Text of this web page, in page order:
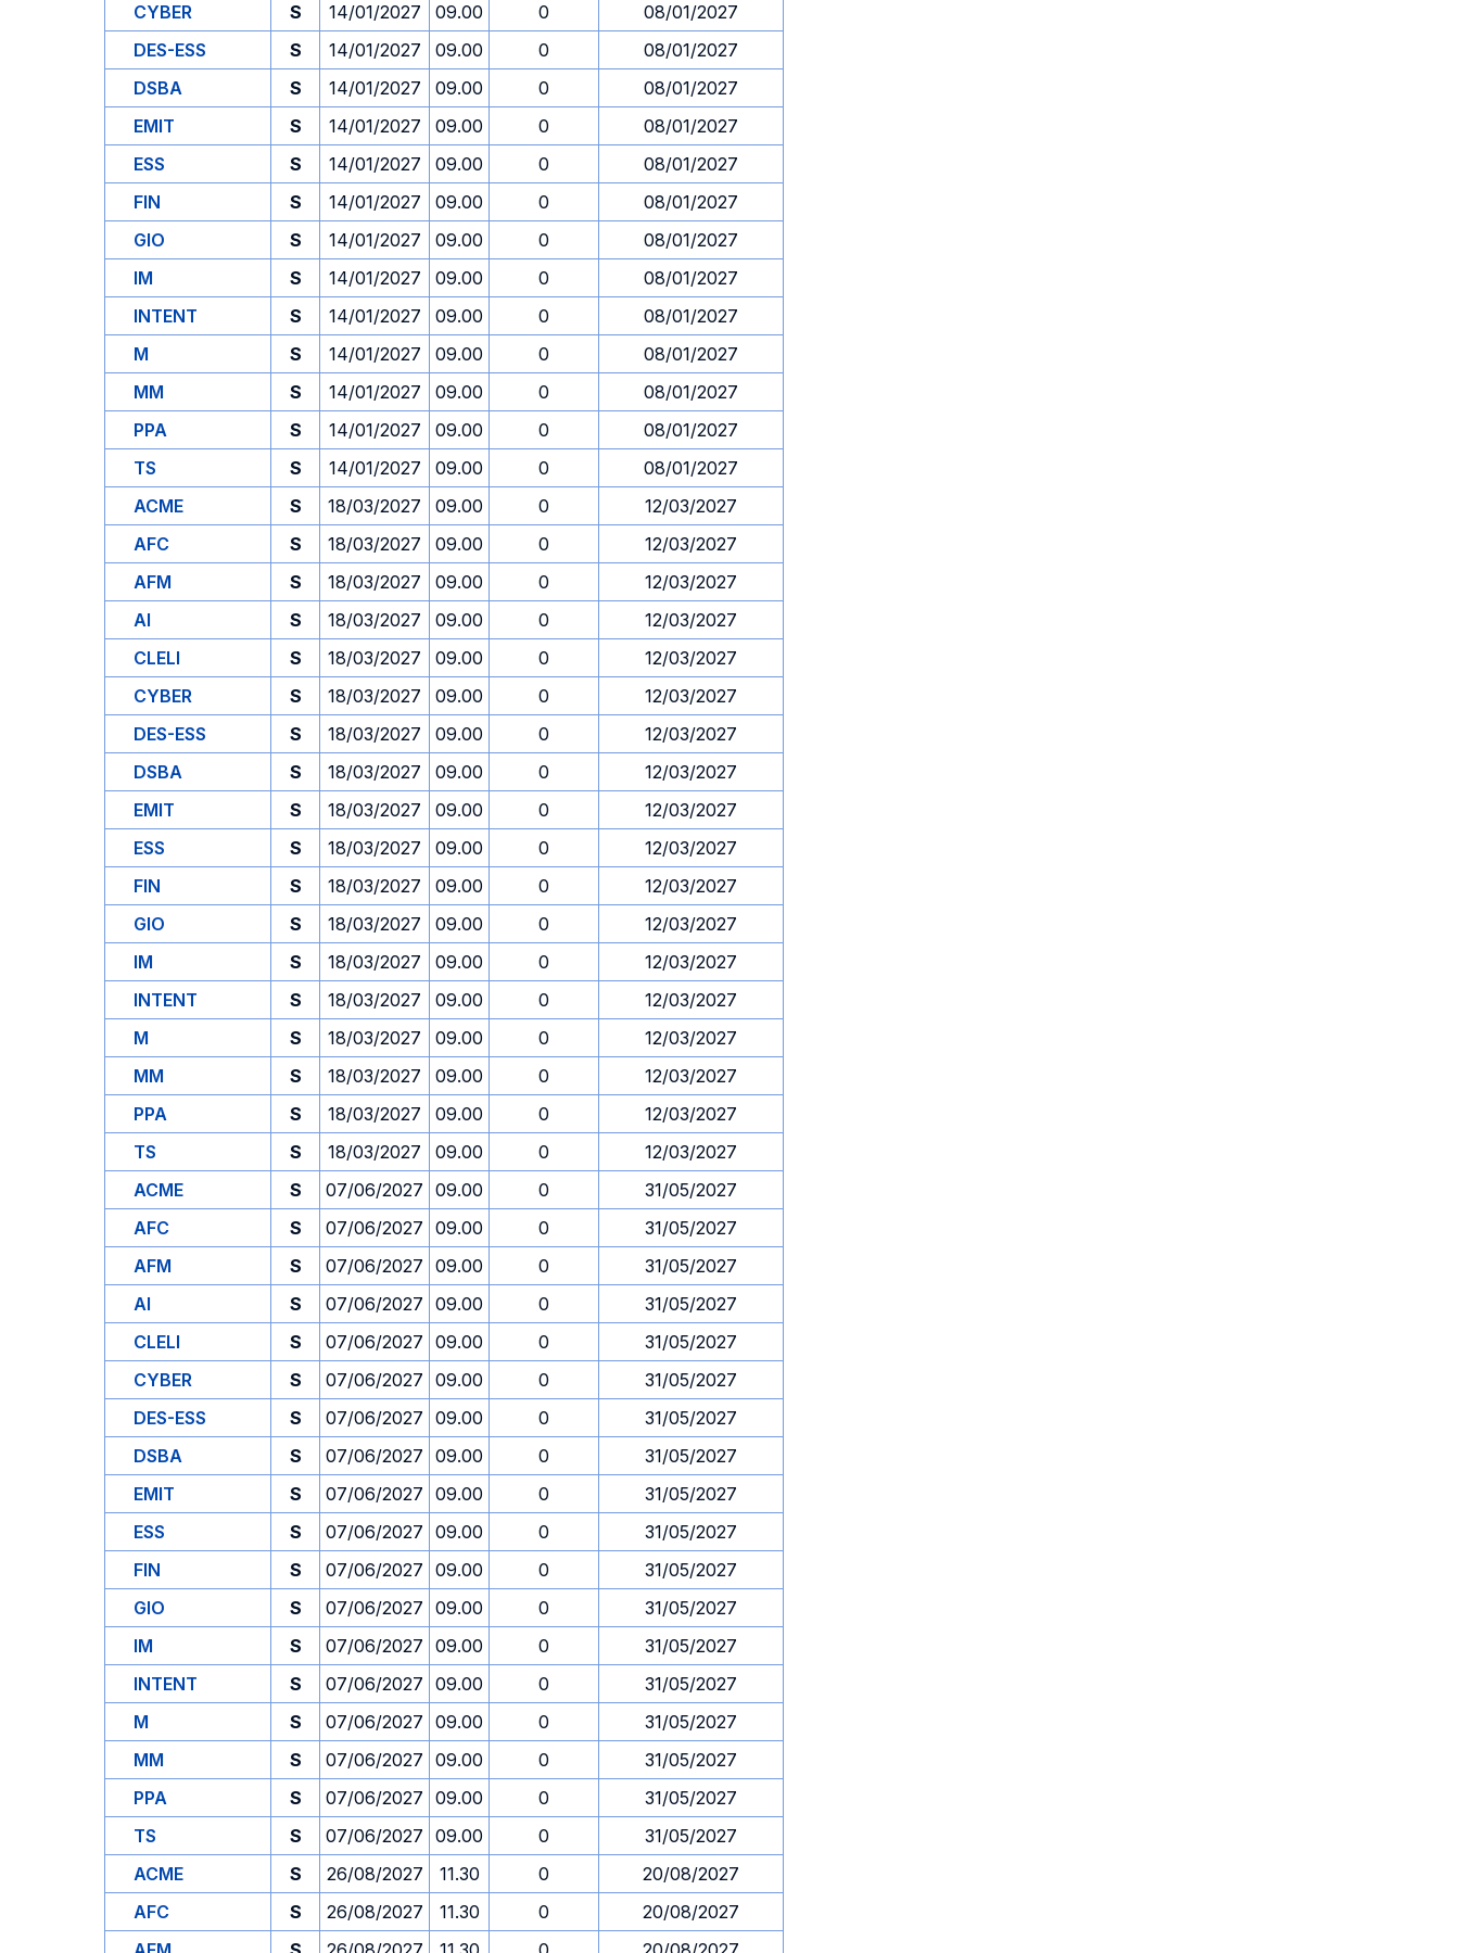
CYBER
S 14/01/2027 09.00 0
08/01/2027
DES-ESS
S 14/01/2027 09.00 0
08/01/2027
DSBA
S 14/01/2027 09.00 0
08/01/2027
EMIT
S 14/01/2027 09.00 0
08/01/2027
ESS
S 14/01/2027 09.00 0
08/01/2027
FIN
S 14/01/2027 09.00 0
08/01/2027
GIO
S 14/01/2027 09.00 0
08/01/2027
IM
S 14/01/2027 09.00 0
08/01/2027
INTENT
S 14/01/2027 09.00 0
08/01/2027
M
S 14/01/2027 09.00 0
08/01/2027
MM
S 14/01/2027 09.00 0
08/01/2027
PPA
S 14/01/2027 09.00 0
08/01/2027
TS
S 14/01/2027 09.00 0
08/01/2027
ACME
S 18/03/2027 09.00 0
12/03/2027
AFC
S 18/03/2027 09.00 0
12/03/2027
AFM
S 18/03/2027 09.00 0
12/03/2027
AI
S 18/03/2027 09.00 0
12/03/2027
CLELI
S 18/03/2027 09.00 0
12/03/2027
CYBER
S 18/03/2027 09.00 0
12/03/2027
DES-ESS
S 18/03/2027 09.00 0
12/03/2027
DSBA
S 18/03/2027 09.00 0
12/03/2027
EMIT
S 18/03/2027 09.00 0
12/03/2027
ESS
S 18/03/2027 09.00 0
12/03/2027
FIN
S 18/03/2027 09.00 0
12/03/2027
GIO
S 18/03/2027 09.00 0
12/03/2027
IM
S 18/03/2027 09.00 0
12/03/2027
INTENT
S 18/03/2027 09.00 0
12/03/2027
M
S 18/03/2027 09.00 0
12/03/2027
MM
S 18/03/2027 09.00 0
12/03/2027
PPA
S 18/03/2027 09.00 0
12/03/2027
TS
S 18/03/2027 09.00 0
12/03/2027
ACME
S 07/06/2027 09.00 0
31/05/2027
AFC
S 07/06/2027 09.00 0
31/05/2027
AFM
S 07/06/2027 09.00 0
31/05/2027
AI
S 07/06/2027 09.00 0
31/05/2027
CLELI
S 07/06/2027 09.00 0
31/05/2027
CYBER
S 07/06/2027 09.00 0
31/05/2027
DES-ESS
S 07/06/2027 09.00 0
31/05/2027
DSBA
S 07/06/2027 09.00 0
31/05/2027
EMIT
S 07/06/2027 09.00 0
31/05/2027
ESS
S 07/06/2027 09.00 0
31/05/2027
FIN
S 07/06/2027 09.00 0
31/05/2027
GIO
S 07/06/2027 09.00 0
31/05/2027
IM
S 07/06/2027 09.00 0
31/05/2027
INTENT
S 07/06/2027 09.00 0
31/05/2027
M
S 07/06/2027 09.00 0
31/05/2027
MM
S 07/06/2027 09.00 0
31/05/2027
PPA
S 07/06/2027 09.00 0
31/05/2027
TS
S 07/06/2027 09.00 0
31/05/2027
ACME
S 26/08/2027 11.30 0
20/08/2027
AFC
S 26/08/2027 11.30 0
20/08/2027